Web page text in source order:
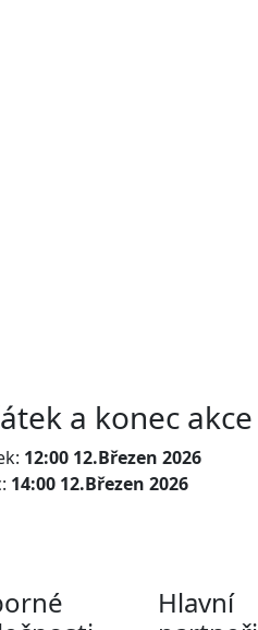
a konec akce
12:00 12.Březen 2026
14:00 12.Březen 2026
Hlavní